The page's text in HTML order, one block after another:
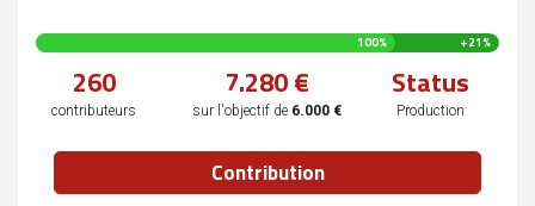
121
complété
100% +21%
260
contributeurs
7.280 €
sur l'objectif de 6.000 €
Status
Production
Contribution